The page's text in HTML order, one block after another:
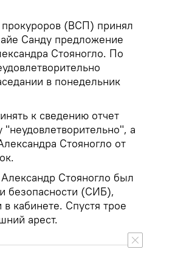
(ВСП) принял
Санду предложение
Стояногло. По
в понедельник
к сведению отчет
а
Стояногло от
Стояногло был
безопасности (СИБ),
кабинете. Спустя трое
арест.